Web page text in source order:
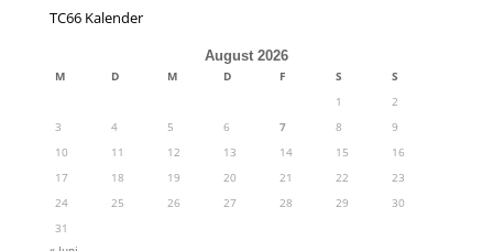
TC66 Kalender
August 2026
M D M D F S
S
1
2
3
4 5 6 7 8
9
10
11 12 13 14 15
16
17
18 19 20 21 22
23
24
25 26 27 28 29
30
31